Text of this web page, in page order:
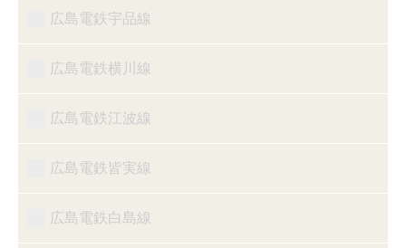
広島電鉄宇品線
広島電鉄横川線
広島電鉄江波線
広島電鉄皆実線
広島電鉄白島線